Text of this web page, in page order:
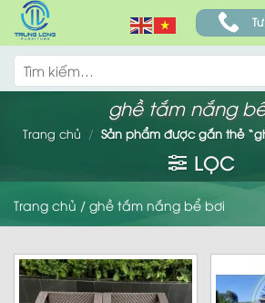
Skip
content
Tìm
kiếm:
ghề tắm nắng
Trang chủ / Sản phẩm được gắn thẻ
LỌC
Trang chủ / ghề tắm nắng bể bơi